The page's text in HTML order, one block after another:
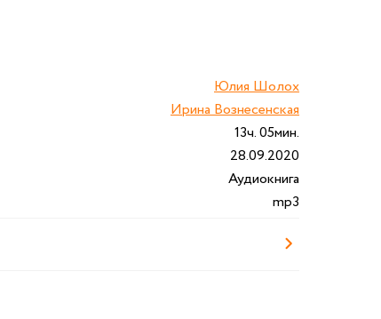
Юлия Шолох
Ирина Вознесенская
13ч. 05мин.
28.09.2020
Аудиокнига
mp3